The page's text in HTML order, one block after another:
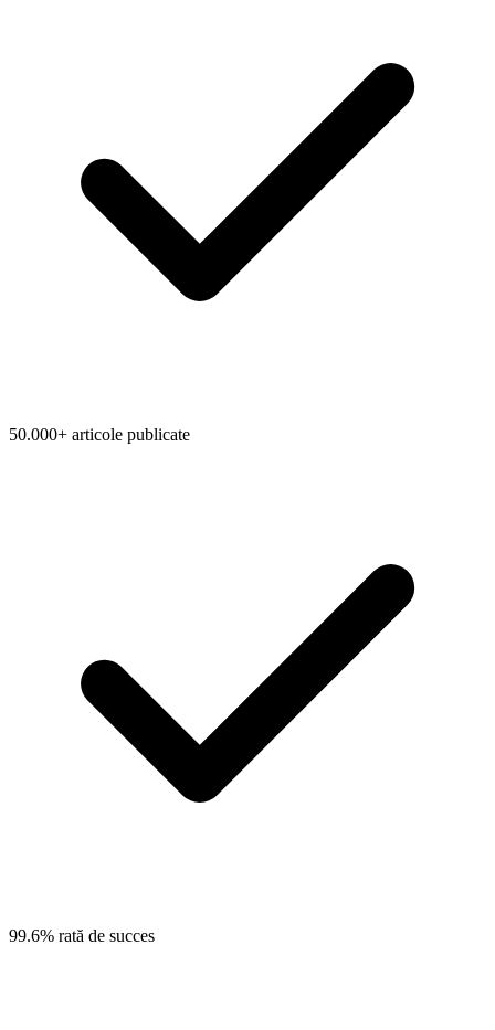
50.000+ articole publicate
99.6% rată de succes